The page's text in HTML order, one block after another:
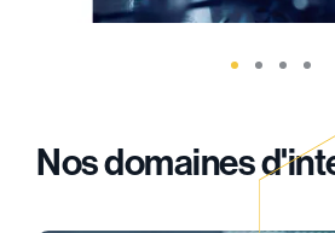
Nos domaines